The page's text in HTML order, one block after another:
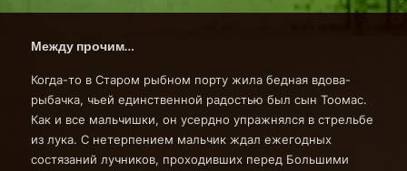
Между прочим…
Когда-то в Старом рыбном порту жила бедная вдова-
рыбачка, чьей единственной радостью был сын Тоомас.
Как и все мальчишки, он усердно упражнялся в стрельбе
из лука. С нетерпением мальчик ждал ежегодных
состязаний лучников, проходивших перед Большими